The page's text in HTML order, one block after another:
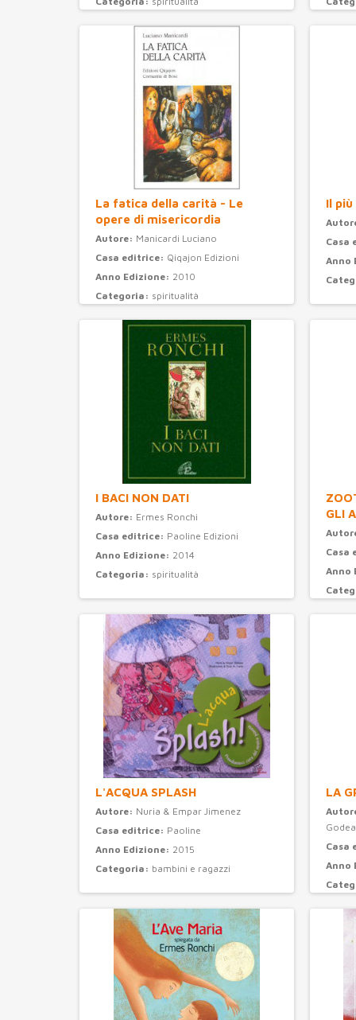
La fatica della carità - Le
opere di misericordia
Autore: Manicardi Luciano
Casa editrice: Qiqajon Edizioni
Anno Edizione: 2010
Categoria: spiritualità
Il
Casa
Anno
I BACI NON DATI
Autore: Ermes Ronchi
Casa editrice: Paoline Edizioni
Anno Edizione: 2014
Categoria: spiritualità
GLI
Casa
Anno
L'ACQUA SPLASH
Autore: Nuria & Empar Jimenez
Casa editrice: Paoline
Anno Edizione: 2015
Categoria: bambini e ragazzi
LA
Casa
Anno